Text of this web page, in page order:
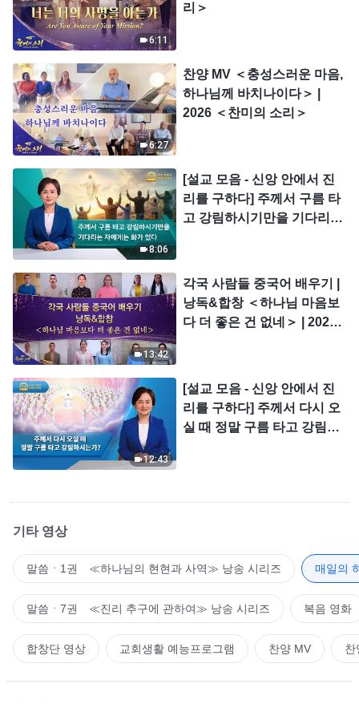
6:11
리＞
6:27
찬양 MV ＜충성스러운 마음,
하나님께 바치나이다＞ |
2026 ＜찬미의 소리＞
8:06
[설교 모음 - 신앙 안에서 진
리를 구하다] 주께서 구름 타
고 강림하시기만을 기다리는
13:42
각국 사람들 중국어 배우기 |
낭독&합창 ＜하나님 마음보
다 더 좋은 건 없네＞ | 2026
12:43
[설교 모음 - 신앙 안에서 진
리를 구하다] 주께서 다시 오
실 때 정말 구름 타고 강림하
기타 영상
말씀ㆍ1권 ≪하나님의 현현과 사역≫ 낭송 시리즈 매일의
말씀ㆍ7권 ≪진리 추구에 관하여≫ 낭송 시리즈 복음 영화
합창단 영상 교회생활 예능프로그램 찬양 MV 찬